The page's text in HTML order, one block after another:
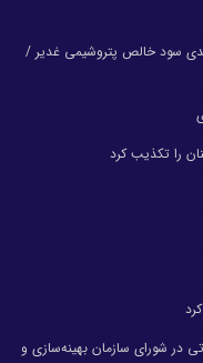
درآمد عملیاتی و رشد ۲۰۶ درصدی سود خالص پتروشیمی غدیر /
را تکذیب کرد
در شورای سازمان بهینه‌سازی و